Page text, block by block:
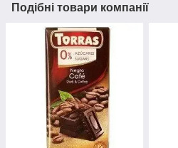
Подібні товари компанії